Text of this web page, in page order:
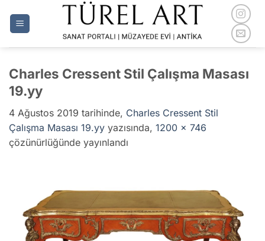
Charles Cressent Stil Çalışma Masası
19.yy
4 Ağustos 2019 tarihinde, Charles Cressent Stil
Çalışma Masası 19.yy yazısında, 1200 × 746
çözünürlüğünde yayınlandı